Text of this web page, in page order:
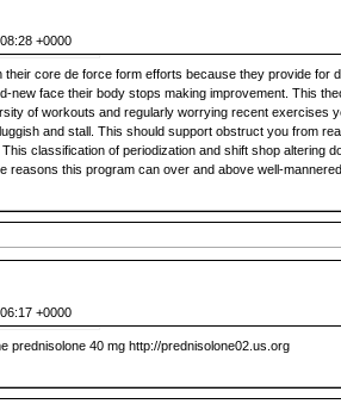
+0000
their core de force form efforts because they provide for
new face their body stops making improvement. This
of workouts and regularly worrying recent exercises
and stall. This should support obstruct you from
classification of periodization and shift shop altering
reasons this program can over and above well-
+0000
prednisolone 40 mg http://prednisolone02.us.org